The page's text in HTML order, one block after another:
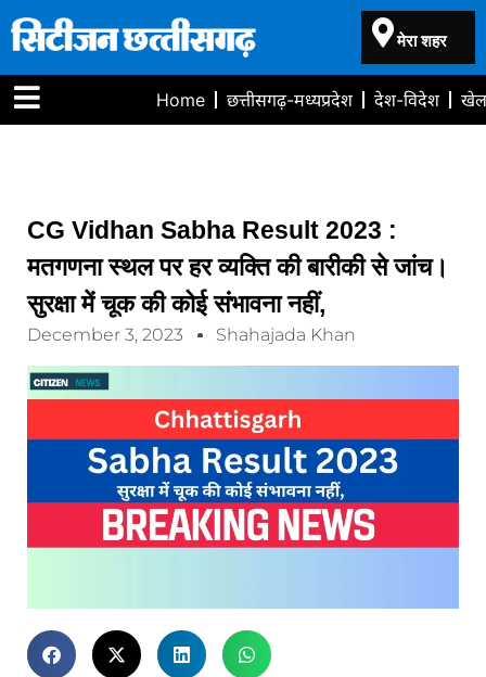
मेरा शहर
Home छत्तीसगढ़-मध्यप्रदेश देश-विदेश
CG Vidhan Sabha Result 2023 :
मतगणना स्थल पर हर व्यक्ति की बारीकी से जांच।
सुरक्षा में चूक की कोई संभावना नहीं,
December 3, 2023 Shahajada Khan